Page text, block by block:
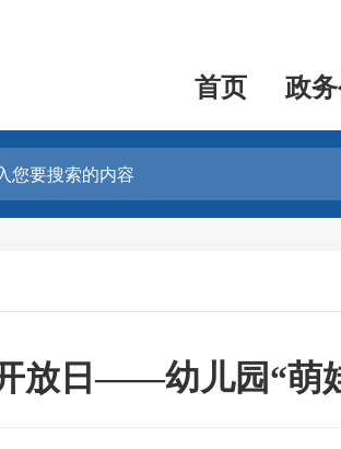
首页 政
放日——幼儿园“萌